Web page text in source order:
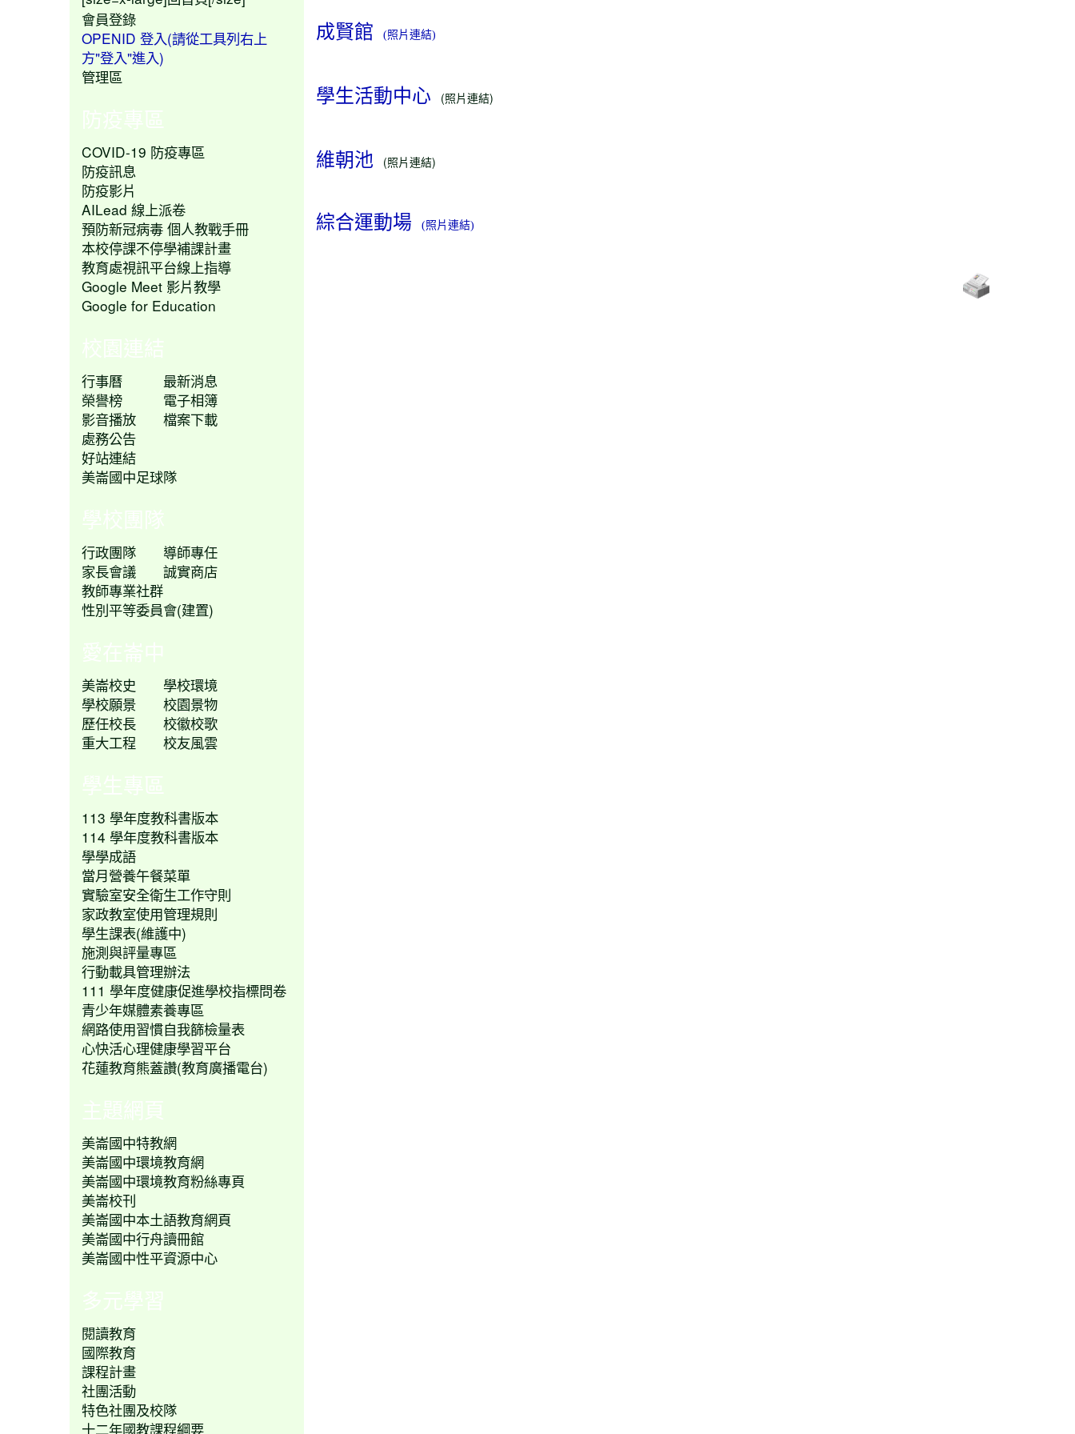
成賢館 (照片連結)
學生活動中心 (照片連結)
維朝池 (照片連結)
綜合運動場 (照片連結)
會員登錄
OPENID 登入(請從工具列右上
方"登入"進入)
管理區
防疫專區
COVID-19 防疫專區
防疫訊息
防疫影片
AILead 線上派卷
預防新冠病毒 個人教戰手冊
本校停課不停學補課計畫
教育處視訊平台線上指導
Google Meet 影片教學
Google for Education
校園連結
行事曆
最新消息
榮譽榜
電子相簿
影音播放
檔案下載
處務公告
好站連結
美崙國中足球隊
學校團隊
行政團隊
導師專任
家長會議
誠實商店
教師專業社群
性別平等委員會(建置)
愛在崙中
美崙校史
學校環境
學校願景
校園景物
歷任校長
校徽校歌
重大工程
校友風雲
學生專區
113 學年度教科書版本
114 學年度教科書版本
學學成語
當月營養午餐菜單
實驗室安全衛生工作守則
家政教室使用管理規則
學生課表(維護中)
施測與評量專區
行動載具管理辦法
111 學年度健康促進學校指標問卷
青少年媒體素養專區
網路使用習慣自我篩檢量表
心快活心理健康學習平台
花蓮教育熊蓋讚(教育廣播電台)
主題網頁
美崙國中特教網
美崙國中環境教育網
美崙國中環境教育粉絲專頁
美崙校刊
美崙國中本土語教育網頁
美崙國中行舟讀冊館
美崙國中性平資源中心
多元學習
閱讀教育
國際教育
課程計畫
社團活動
特色社團及校隊
十二年國教課程綱要